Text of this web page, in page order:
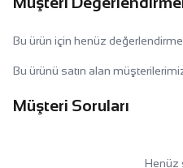
Bu ürün için henüz değerlendirme
Bu ürünü satın alan
Müşteri Soruları
Henüz